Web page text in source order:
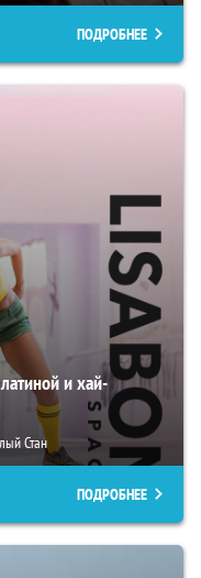
ПОДРОБНЕЕ
и хай-
Стан
ПОДРОБНЕЕ